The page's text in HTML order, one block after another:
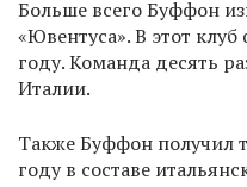
Больше всего Буффон
«Ювентуса». В этот
году. Команда десять
Италии.
Также Буффон получил
году в составе